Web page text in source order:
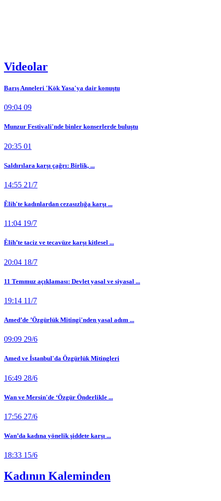
Videolar
Barış Anneleri 'Kök Yasa'ya dair konuştu
09:04 09
Munzur Festivali'nde binler konserlerde buluştu
20:35 01
Saldırılara karşı çağrı: Birlik, ...
14:55 21/7
Êlih'te kadınlardan cezasızlığa karşı ...
11:04 19/7
Êlih’te taciz ve tecavüze karşı kitlesel ...
20:04 18/7
11 Temmuz açıklaması: Devlet yasal ve siyasal ...
19:14 11/7
Amed’de ’Özgürlük Mitingi'nden yasal adım ...
09:09 29/6
Amed ve İstanbul'da Özgürlük Mitingleri
16:49 28/6
Wan ve Mersin'de ‘Özgür Önderlikle ...
17:56 27/6
Wan’da kadına yönelik şiddete karşı ...
18:33 15/6
Kadının Kaleminden